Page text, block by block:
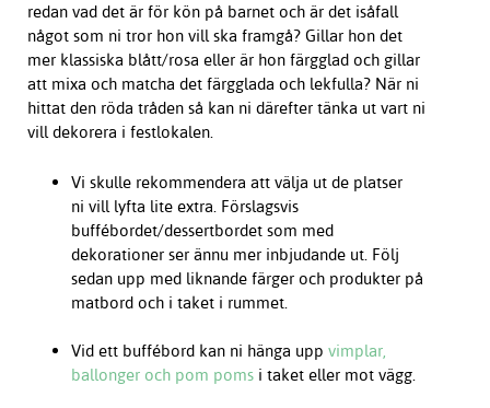
redan vad det är för kön på barnet och är det isåfall
något som ni tror hon vill ska framgå? Gillar hon det
mer klassiska blått/rosa eller är hon färgglad och gillar
att mixa och matcha det färgglada och lekfulla? När ni
hittat den röda tråden så kan ni därefter tänka ut vart ni
vill dekorera i festlokalen.
Vi skulle rekommendera att välja ut de platser
ni vill lyfta lite extra. Förslagsvis
buffébordet/dessertbordet som med
dekorationer ser ännu mer inbjudande ut. Följ
sedan upp med liknande färger och produkter på
matbord och i taket i rummet.
Vid ett buffébord kan ni hänga upp vimplar,
ballonger och pom pomsi taket eller mot vägg.